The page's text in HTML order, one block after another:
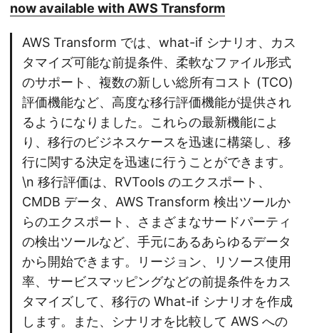
now available with AWS Transform
AWS Transform では、what-if シナリオ、カス
タマイズ可能な前提条件、柔軟なファイル形式
のサポート、複数の新しい総所有コスト (TCO)
評価機能など、高度な移行評価機能が提供され
るようになりました。これらの最新機能によ
り、移行のビジネスケースを迅速に構築し、移
行に関する決定を迅速に行うことができます。
\n 移行評価は、RVTools のエクスポート、
CMDB データ、AWS Transform 検出ツールか
らのエクスポート、さまざまなサードパーティ
の検出ツールなど、手元にあるあらゆるデータ
から開始できます。リージョン、リソース使用
率、サービスマッピングなどの前提条件をカス
タマイズして、移行の What-if シナリオを作成
します。また、シナリオを比較して AWS への